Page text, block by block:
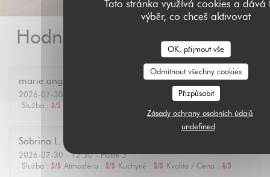
Tato stránka využívá cookies a dává
výběr, co chceš aktivovat
OK, přijmout vše
Odmítnout všechny cookies
Přizpůsobit
Zásady ochrany osobních údajů
undefined
Hodnocení našich zákazníků
marie ange
2026-07-30
Služba : 3/5
Sabrina L
2026-07-30 - 12:30 - Hosté 3
Služba : 5/5 Atmosféra : 5/5 Kuchyně : 5/5 Kvalita / Cena : 4/5